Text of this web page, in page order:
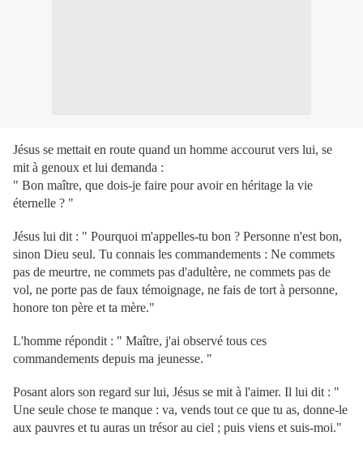
Jésus se mettait en route quand un homme accourut vers lui, se
mit à genoux et lui demanda :
" Bon maître, que dois-je faire pour avoir en héritage la vie
éternelle ? "
Jésus lui dit : " Pourquoi m'appelles-tu bon ? Personne n'est bon,
sinon Dieu seul. Tu connais les commandements : Ne commets
pas de meurtre, ne commets pas d'adultère, ne commets pas de
vol, ne porte pas de faux témoignage, ne fais de tort à personne,
honore ton père et ta mère."
L'homme répondit : " Maître, j'ai observé tous ces
commandements depuis ma jeunesse. "
Posant alors son regard sur lui, Jésus se mit à l'aimer. Il lui dit : "
Une seule chose te manque : va, vends tout ce que tu as, donne-le
aux pauvres et tu auras un trésor au ciel ; puis viens et suis-moi."